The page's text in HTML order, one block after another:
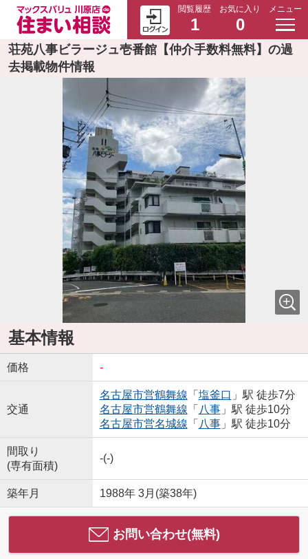
閲覧履歴
1
お気に入り
0
メニュー
荘苑八事ビラージュ壱番館【仲介手数料無料】の過
去掲載物件情報
基本情報
価格 -
交通
名古屋市営鶴舞線 「 塩釜口 」駅 徒歩7分
名古屋市営鶴舞線 「 八事」駅 徒歩10分
名古屋市営名城線 「 八事」駅 徒歩10分
間取り
(専有面積)
-(-)
築年月 1988年 3月(築38年)
お問い合わせ(無料)